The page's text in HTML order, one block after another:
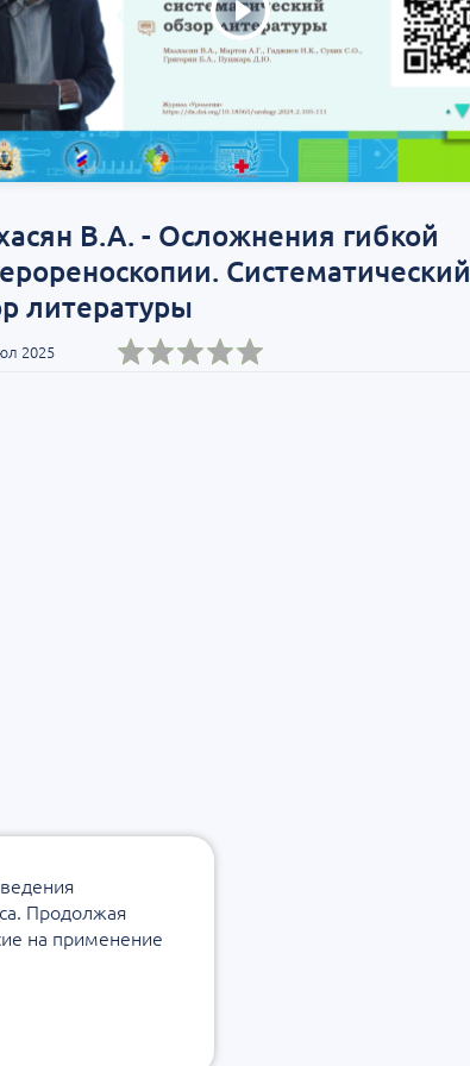
В.А. - Осложнения гибкой
Систематический
литературы
2025
Продолжая
на применение